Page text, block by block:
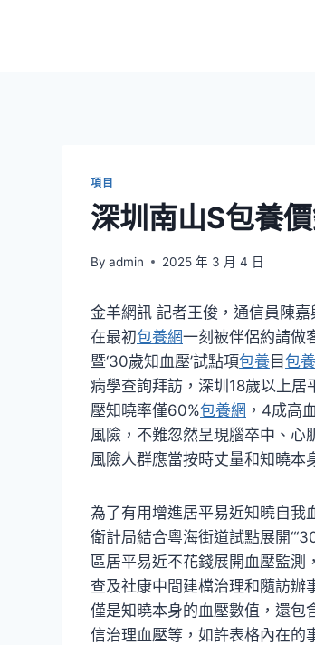
項目
深圳南山S包養
By admin 2025 年 3 月 4 日
金羊網訊 記者王俊，通信員陳
在最初包養網一刻被伴侶約請做
暨‘30歲知血壓’試點項包養 目 包
病學查詢拜訪，深圳18歲以上
壓知曉率僅60%包養網 ，4成高
風險，不難忽然呈現腦卒中、心
風險人群應當按時丈量和知曉本
為了有用增進居平易近知曉自我
衛計局結合粵海街道試點展開
區居平易近不花錢展開血壓監
查及社康中間建檔治理和隨訪辦
僅是知曉本身的血壓數值，還包
信治理血壓等，如許表格內在的